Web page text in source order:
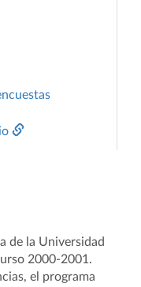
de la Universidad
2000-2001.
el programa